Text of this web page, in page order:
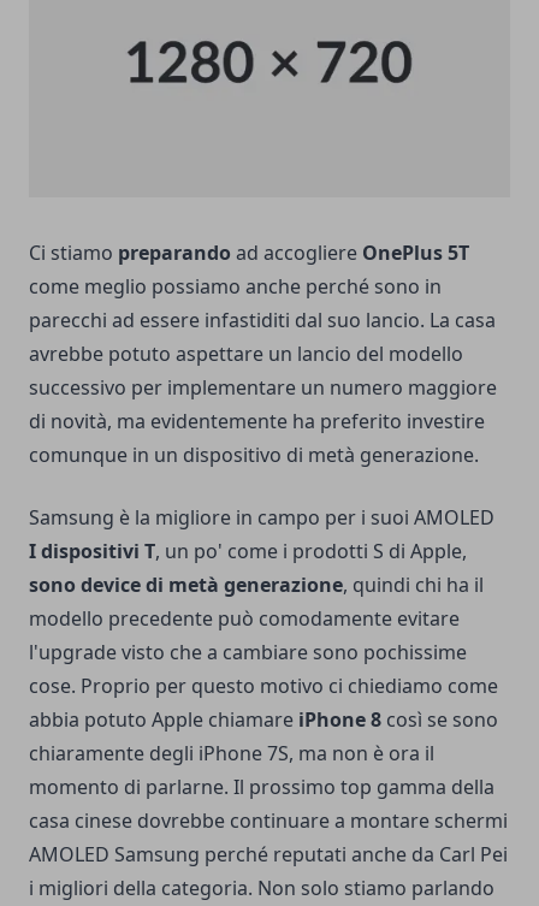
Ci stiamo preparando ad accogliere OnePlus 5T
come meglio possiamo anche perché sono in
parecchi ad essere infastiditi dal suo lancio. La casa
avrebbe potuto aspettare un lancio del modello
successivo per implementare un numero maggiore
di novità, ma evidentemente ha preferito investire
comunque in un dispositivo di metà generazione.
Samsung è la migliore in campo per i suoi AMOLED
I dispositivi T, un po' come i prodotti S di Apple,
sono device di metà generazione, quindi chi ha il
modello precedente può comodamente evitare
l'upgrade visto che a cambiare sono pochissime
cose. Proprio per questo motivo ci chiediamo come
abbia potuto Apple chiamare iPhone 8 così se sono
chiaramente degli iPhone 7S, ma non è ora il
momento di parlarne. Il prossimo top gamma della
casa cinese dovrebbe continuare a montare schermi
AMOLED Samsung perché reputati anche da Carl Pei
i migliori della categoria. Non solo stiamo parlando